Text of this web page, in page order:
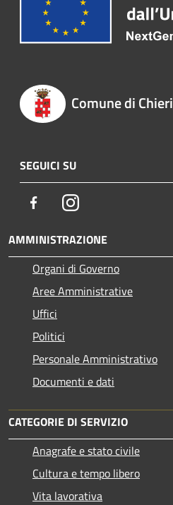
Comune di Chieri
SEGUICI SU
FacebookInstagram
AMMINISTRAZIONE
Organi di Governo
Aree Amministrative
Uffici
Politici
Personale Amministrativo
Documenti e dati
CATEGORIE DI SERVIZIO
Anagrafe e stato civile
Cultura e tempo libero
Vita lavorativa